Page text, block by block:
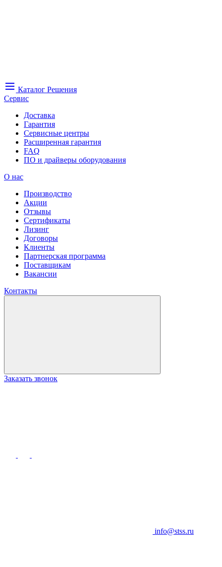
Каталог Решения
Сервис
Доставка
Гарантия
Сервисные центры
Расширенная гарантия
FAQ
ПО и драйверы оборудования
О нас
Производство
Акции
Отзывы
Сертификаты
Лизинг
Договоры
Клиенты
Партнерская программа
Поставщикам
Вакансии
Контакты
Заказать звонок
info@stss.ru